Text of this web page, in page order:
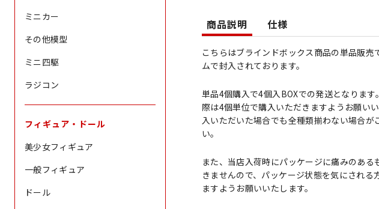
ミニカー
その他模型
ミニ四駆
ラジコン
フィギュア・ドール
美少女フィギュア
一般フィギュア
ドール
商品説明 仕様
こちらはブラインドボックス商品の単品販売
ムで封入されております。
単品4個購入で4個入BOXでの発送となりま
際は4個単位で購入いただきますようお願い
入いただいた場合でも全種類揃わない場合が
い。
また、当店入荷時にパッケージに痛みのある
きませんので、パッケージ状態を気にされる
ますようお願いいたします。